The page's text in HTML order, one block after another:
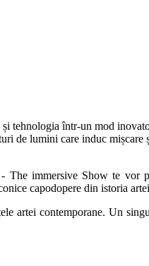
tehnologia într-un mod
de lumini care induc mișcare
immersive Show te vor
capodopere din istoria
artei contemporane. Un